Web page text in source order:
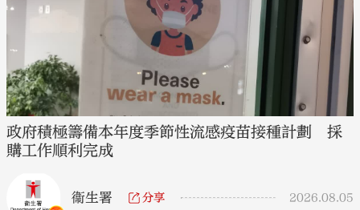
政府積極籌備本年度季節性流感疫苗接種計劃 採
購工作順利完成
衞生署 分享 2026.08.05